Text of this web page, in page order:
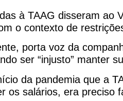
à TAAG disseram ao
o contexto de
porta voz da
ser “injusto” manter
da pandemia que a
os salários, era preciso